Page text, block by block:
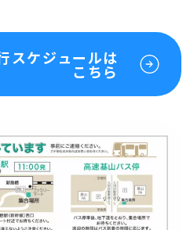
スケジュールは
こちら